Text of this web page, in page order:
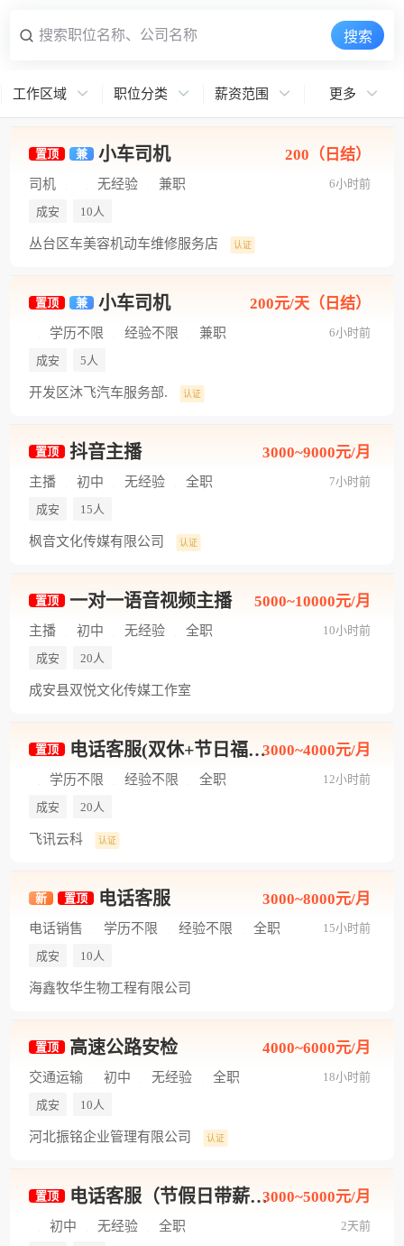
搜索职位名称、公司名称 搜索
工作区域 职位分类 薪资范围 更多
置顶 兼 小车司机
6小时前
200（日结）
司机 无经验 兼职
成安 10人
丛台区车美容机动车维修服务店 认证
置顶 兼 小车司机
6小时前
200元/天（日结）
学历不限 经验不限 兼职
成安 5人
开发区沐飞汽车服务部. 认证
置顶 抖音主播
7小时前
3000~9000元/月
主播 初中 无经验 全职
成安 15人
枫音文化传媒有限公司 认证
置顶 一对一语音视频主播
10小时前
5000~10000元/月
主播 初中 无经验 全职
成安 20人
成安县双悦文化传媒工作室
置顶 电话客服(双休+节日福利+工作轻松)
12小时前
3000~4000元/月
学历不限 经验不限 全职
成安 20人
飞讯云科 认证
新 置顶 电话客服
15小时前
3000~8000元/月
电话销售 学历不限 经验不限 全职
成安 10人
海鑫牧华生物工程有限公司
置顶 高速公路安检
18小时前
4000~6000元/月
交通运输 初中 无经验 全职
成安 10人
河北振铭企业管理有限公司 认证
置顶 电话客服（节假日带薪休）
2天前
3000~5000元/月
初中 无经验 全职